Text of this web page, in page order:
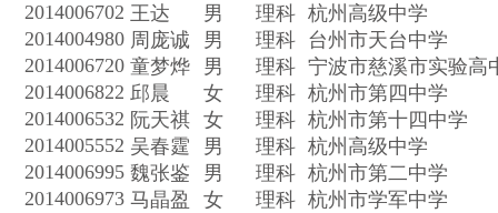
2014006702 王达 男 理科 杭州高级中学
2014004980 周庞诚 男 理科 台州市天台中学
2014006720 童梦烨 男 理科 宁波市慈溪市实验高
2014006822 邱晨 女 理科 杭州市第四中学
2014006532 阮天祺 女 理科 杭州市第十四中学
2014005552 吴春霆 男 理科 杭州高级中学
2014006995 魏张鉴 男 理科 杭州市第二中学
2014006973 马晶盈 女 理科 杭州市学军中学